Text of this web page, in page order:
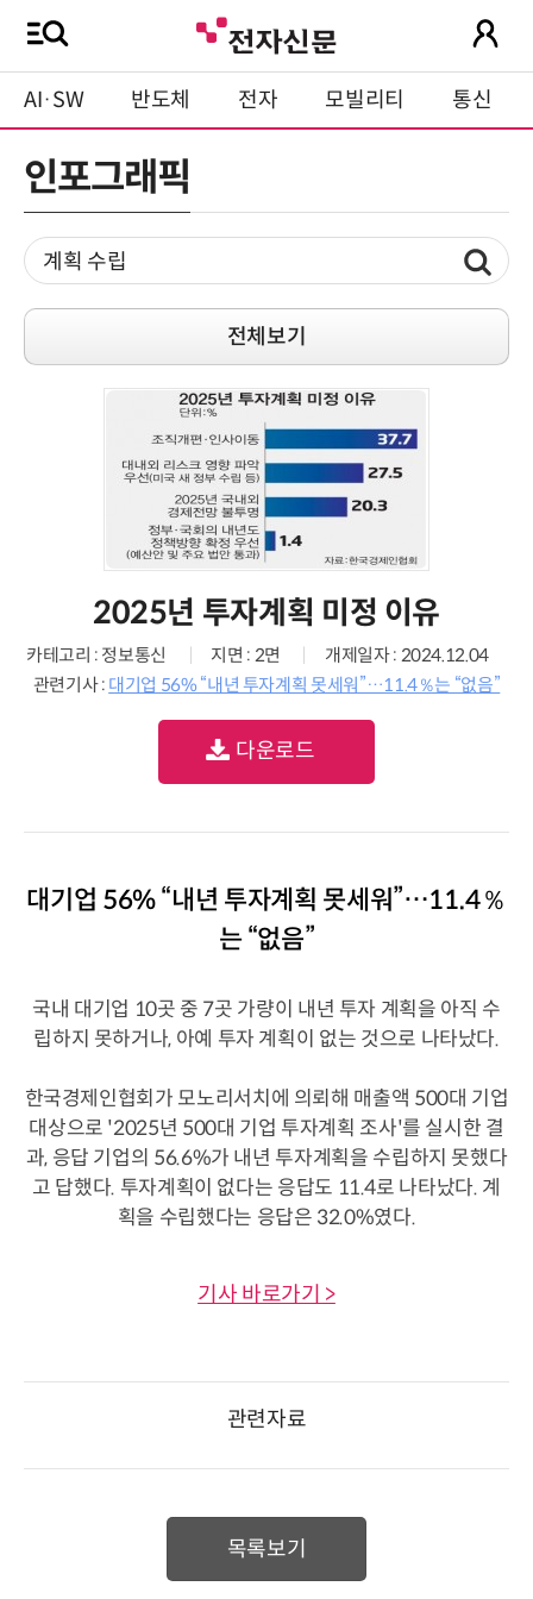
AI·SW 반도체 전자 모빌리티 통신
인포그래픽
전체보기
2025년 투자계획 미정 이유
카테고리 : 정보통신 지면 : 2면
개제일자 : 2024.12.04
관련기사 : 대기업 56% “내년 투자계획 못세워”…11.4％는 “없음”
다운로드
대기업 56% “내년 투자계획 못세워”…11.4％
는 “없음”
국내 대기업 10곳 중 7곳 가량이 내년 투자 계획을 아직 수
립하지 못하거나, 아예 투자 계획이 없는 것으로 나타났다.
한국경제인협회가 모노리서치에 의뢰해 매출액 500대 기업
대상으로 '2025년 500대 기업 투자계획 조사'를 실시한 결
과, 응답 기업의 56.6%가 내년 투자계획을 수립하지 못했다
고 답했다. 투자계획이 없다는 응답도 11.4로 나타났다. 계
획을 수립했다는 응답은 32.0%였다.
기사 바로가기 >
관련자료
목록보기